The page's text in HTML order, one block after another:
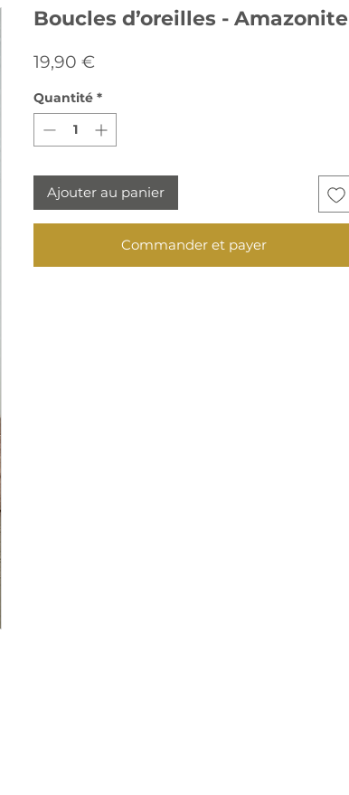
Boucles d’oreilles - Amazonite
19,90 €Prix
Quantité *
Ajouter au panier
Commander et payer